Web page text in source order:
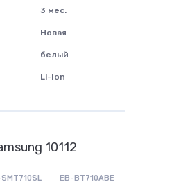
3 мес.
Новая
белый
Li-Ion
10112
EB-BT710ABE